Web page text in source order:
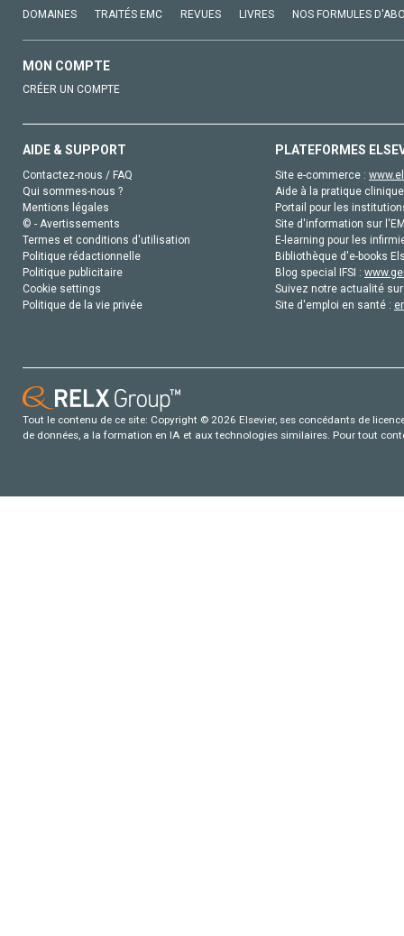
DOMAINES TRAITÉS EMC REVUES LIVRES NOS FORMULES
MON COMPTE
CRÉER UN COMPTE
AIDE & SUPPORT
Contactez-nous / FAQ
Qui sommes-nous ?
Mentions légales
© - Avertissements
Termes et conditions d'utilisation
Politique rédactionnelle
Politique publicitaire
Cookie settings
Politique de la vie privée
PLATEFORMES
Site e-commerce :
Aide à la pratique
Portail pour les
Site d'information sur
E-learning pour les
Bibliothèque d'e-books
Blog special IFSI :
Suivez notre actualité
Site d'emploi en santé :
Tout le contenu de ce site: Copyright © 2026 Elsevier, ses concédants de
de données, a la formation en IA et aux technologies similaires. Pour tout